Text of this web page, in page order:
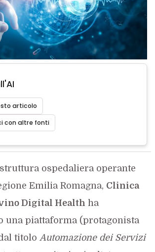
articolo
con altre fonti
ospedaliera operante
Emilia Romagna, Clinica
Digital Health ha
una piattaforma (protagonista
titolo Automazione dei Servizi